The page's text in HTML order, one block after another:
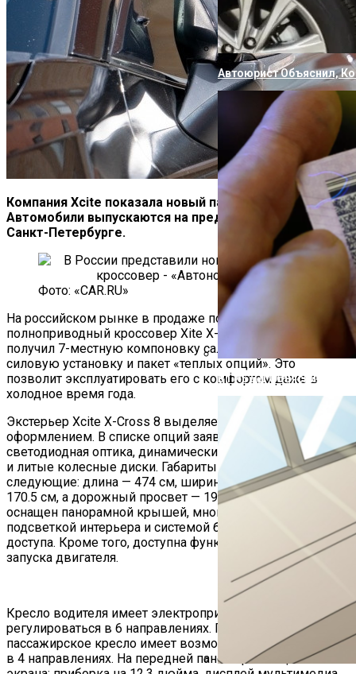
Автоюрист Объяснил,
В ГИБДД Объяснили,
Компания Xcite показала новый паркетник X-Cross 8.
Автомобили выпускаются на предприятии Nissan в
Санкт-Петербурге.
Фото: «CAR.RU»
На российском рынке в продаже появится новый
полноприводный кроссовер Xite X-Cross 8. Автомобиль
получил 7-местную компоновку салона, турбированную
силовую установку и пакет «теплых опций». Это
позволит эксплуатировать его с комфортом даже в
холодное время года.
Экстерьер Xcite X-Cross 8 выделяется элегантным
оформлением. В списке опций заявлена полностью
светодиодная оптика, динамические указатели поворота
и литые колесные диски. Габариты кузова автомобиля
следующие: длина — 474 см, ширина — 186 см, высота —
170.5 см, а дорожный просвет — 19 см. Кроссовер
оснащен панорамной крышей, многоцветной
подсветкой интерьера и системой бесключевого
доступа. Кроме того, доступна функция дистанционного
запуска двигателя.
Кресло водителя имеет электропривод и может
регулироваться в 6 направлениях. Переднее
пассажирское кресло имеет возможность регулировки
в 4 направлениях. На передней панели размещено 3